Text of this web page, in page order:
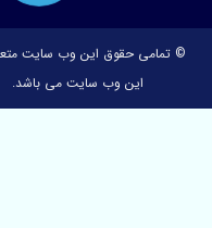
تمامی حقوق این وب سایت متعلق به
این وب سایت می باشد.